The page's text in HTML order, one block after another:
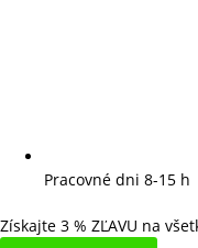
Pracovné dni 8-15 h
Získajte 3 % ZĽAVU na